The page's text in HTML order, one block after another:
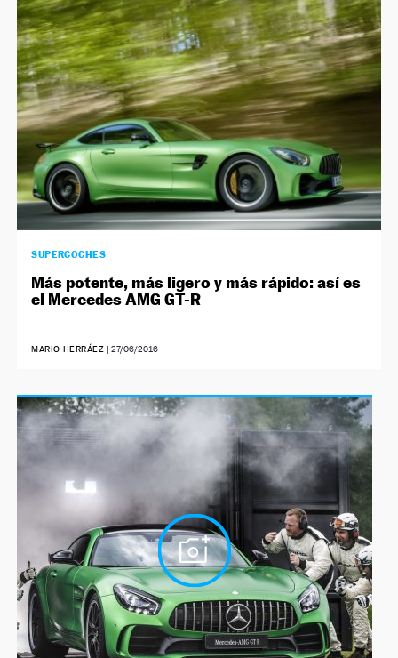
SUPERCOCHES
Más potente, más ligero y más rápido: así es
el Mercedes AMG GT-R
MARIO HERRÁEZ | 27/06/2016